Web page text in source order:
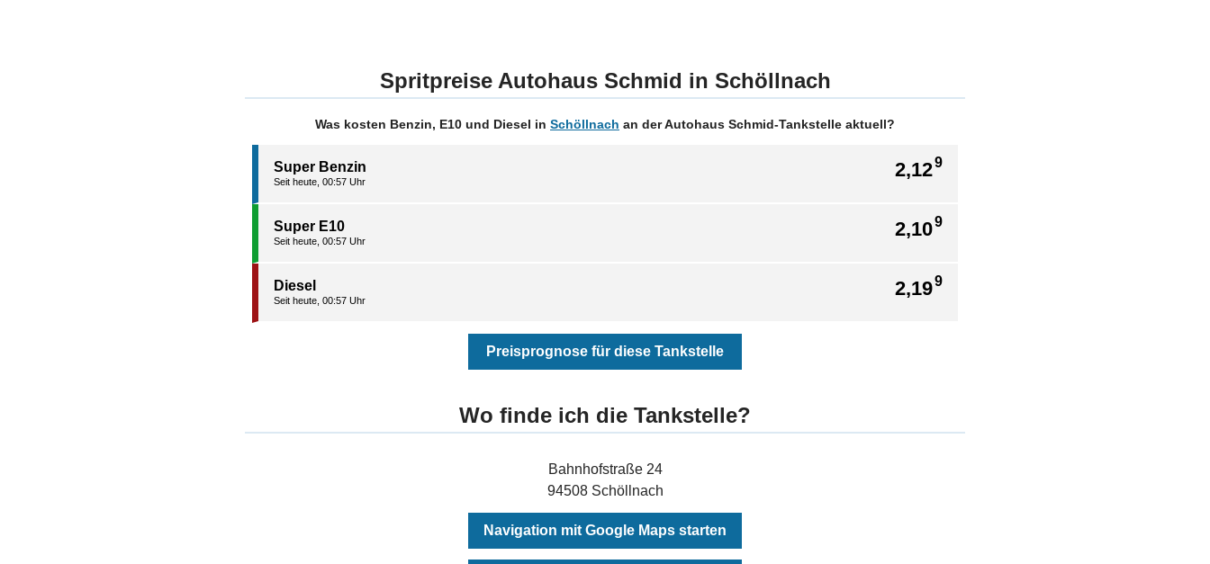
Spritpreise Autohaus Schmid in Schöllnach
Was kosten Benzin, E10 und Diesel in Schöllnach an der Autohaus Schmid-Tankstelle aktuell?
2,129
Super Benzin
Seit heute, 00:57 Uhr
2,109
Super E10
Seit heute, 00:57 Uhr
2,199
Diesel
Seit heute, 00:57 Uhr
Preisprognose für diese Tankstelle
Wo finde ich die Tankstelle?
Bahnhofstraße 24
94508 Schöllnach
Navigation mit Google Maps starten